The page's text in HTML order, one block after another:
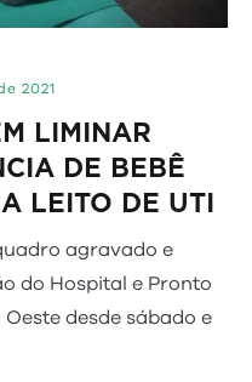
2021
LIMINAR
DE BEBÊ
LEITO DE UTI
agravado e
do Hospital e Pronto
desde sábado e